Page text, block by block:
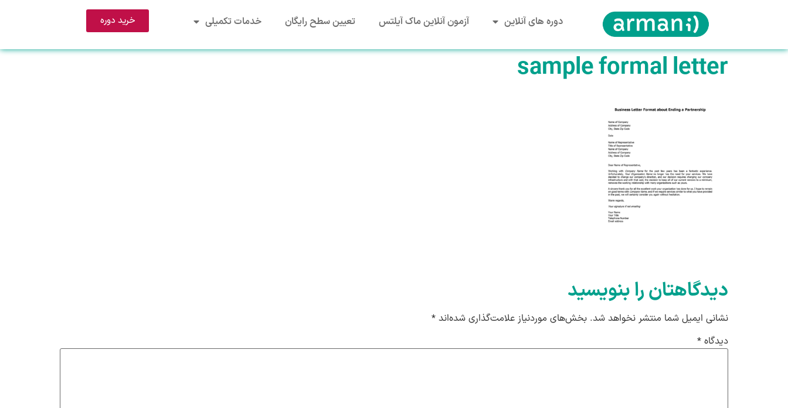
دوره های آنلاین آزمون آنلاین ماک آیلتس تعیین سطح رایگان خدمات تکمیلی خرید دوره
sample formal letter
دیدگاهتان را بنویسید
نشانی ایمیل شما منتشر نخواهد شد. بخش‌های موردنیاز علامت‌گذاری شده‌اند *
دیدگاه *